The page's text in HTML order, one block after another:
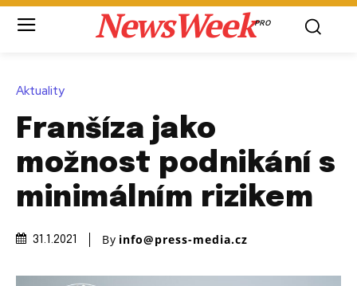
NewsWeekPRO
Aktuality
Franšíza jako
možnost podnikání s
minimálním rizikem
31.1.2021 By info@press-media.cz